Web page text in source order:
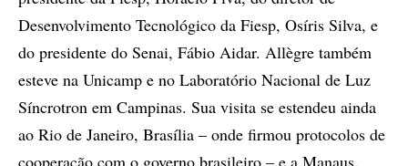
Desenvolvimento Tecnológico da Fiesp, Osíris Silva, e
do presidente do Senai, Fábio Aidar. Allègre também
esteve na Unicamp e no Laboratório Nacional de Luz
Síncrotron em Campinas. Sua visita se estendeu ainda
ao Rio de Janeiro, Brasília – onde firmou protocolos de
cooperação com o governo brasileiro – e a Manaus.